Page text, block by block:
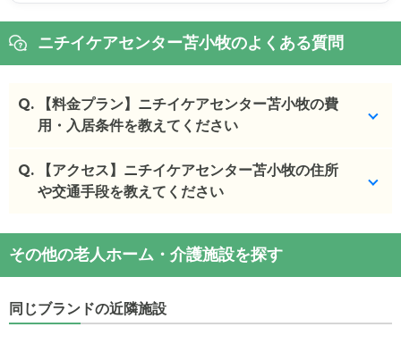
ニチイケアセンター苫小牧のよくある質問
Q.
【料金プラン】ニチイケアセンター苫小牧の費
用・入居条件を教えてください
ニチイケアセンター苫小牧の入居金・月額料金は次
のとおりです。
・月額費用が11.6万円
・要介護度：要支援2、要介護1、要介護2、要介護
Q.
【アクセス】ニチイケアセンター苫小牧の住所
や交通手段を教えてください
ニチイケアセンター苫小牧の交通アクセス
・住所：北海道苫小牧市光洋町1-5-17
・最寄り駅：青葉駅1.1km糸井駅1.2km苫小牧駅
3.6km
その他の老人ホーム・介護施設を探す
同じブランドの近隣施設